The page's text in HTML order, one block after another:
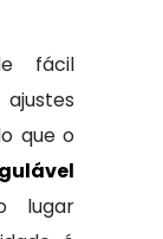
fácil
que o
lugar